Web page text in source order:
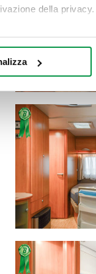
della privacy.
alla ricerca di
imposta le tue
Dichiarazione sui
per fornire
cui utilizza il nostro
combinarle